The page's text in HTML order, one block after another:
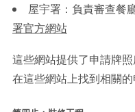
屋宇署：負責審查餐
署官方網站
這些網站提供了申請牌
在這些網站上找到相關的